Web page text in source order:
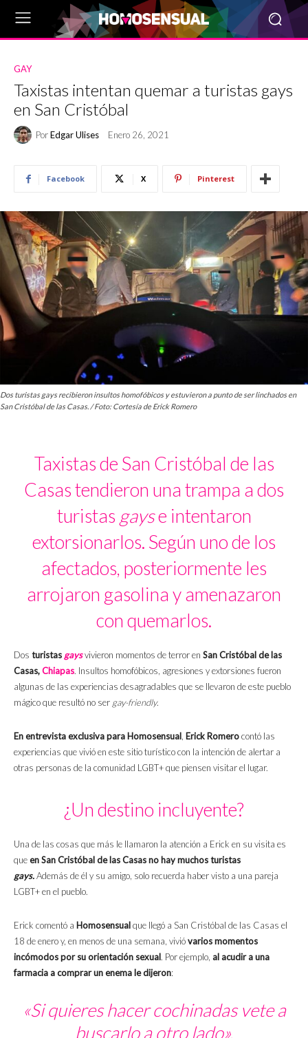
GAY
Taxistas intentan quemar a turistas gays
en San Cristóbal
PorEdgar Ulises Enero 26, 2021
Facebook X Pinterest
Dos turistas gays recibieron insultos homofóbicos y estuvieron a punto de ser linchados en
San Cristóbal de las Casas. / Foto: Cortesía de Erick Romero
Taxistas de San Cristóbal de las
Casas tendieron una trampa a dos
turistas gayse intentaron
extorsionarlos. Según uno de los
afectados, posteriormente les
arrojaron gasolina y amenazaron
con quemarlos.
Dos turistasgaysvivieron momentos de terror en San Cristóbal de las
Casas,Chiapas. Insultos homofóbicos, agresiones y extorsiones fueron
algunas de las experiencias desagradables que se llevaron de este pueblo
mágico que resultó no ser gay-friendly.
En entrevista exclusiva para Homosensual, Erick Romerocontó las
experiencias que vivió en este sitio turístico con la intención de alertar a
otras personas de la comunidad LGBT+ que piensen visitar el lugar.
¿Un destino incluyente?
Una de las cosas que más le llamaron la atención a Erick en su visita es
queen San Cristóbal de las Casas no hay muchos turistas
gays.Además de él y su amigo, solo recuerda haber visto a una pareja
LGBT+ en el pueblo.
Erick comentó a Homosensualque llegó a San Cristóbal de las Casas el
18 de enero y, en menos de una semana, vivióvarios momentos
incómodos por su orientación sexual. Por ejemplo, al acudir a una
farmacia a comprar un enema le dijeron:
«Si quieres hacer cochinadas vete a
buscarlo a otro lado».